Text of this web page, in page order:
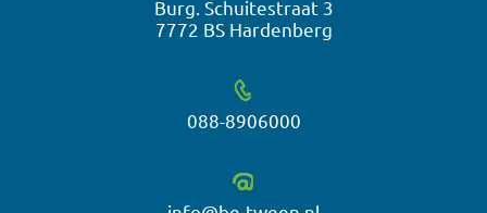
Burg. Schuitestraat 3
7772 BS Hardenberg
088-8906000